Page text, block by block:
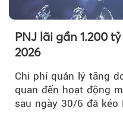
PNJ lãi gần 1.200
2026
Chi phí quản lý tăng
quan đến hoạt động
sau ngày 30/6 đã